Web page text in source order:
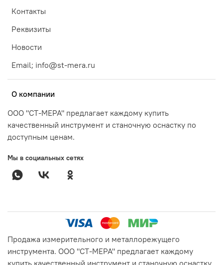
Контакты
Реквизиты
Новости
Email; info@st-mera.ru
О компании
ООО "СТ-МЕРА" предлагает каждому купить
качественный инструмент и станочную оснастку по
доступным ценам.
Мы в социальных сетях
Продажа измерительного и металлорежущего
инструмента. ООО "СТ-МЕРА" предлагает каждому